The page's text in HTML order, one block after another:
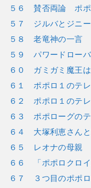
５６ 賛否両論 ポポ
５７ ジルバとジニー
５８ 老竜神の一言
５９ パワードロー
６０ ガミガミ魔王は
６１ ポポロ１のテレ
６２ ポポロ１のテレ
６３ ポポローグの
６４ 大塚利恵さん
６５ レオナの母親
６６ 「ポポロクロ
６７ ３つ目のポポロ